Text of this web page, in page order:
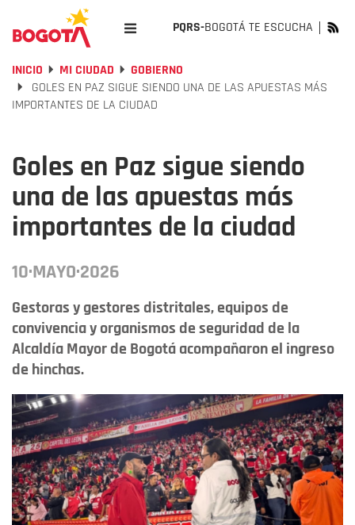
PQRS-BOGOTÁ TE ESCUCHA
INICIO MI CIUDAD
GOBIERNO
GOLES EN PAZ SIGUE SIENDO UNA DE LAS APUESTAS MÁS
IMPORTANTES DE LA CIUDAD
Goles en Paz sigue siendo
una de las apuestas más
importantes de la ciudad
10·MAYO·2026
Gestoras y gestores distritales, equipos de
convivencia y organismos de seguridad de la
Alcaldía Mayor de Bogotá acompañaron el ingreso
de hinchas.